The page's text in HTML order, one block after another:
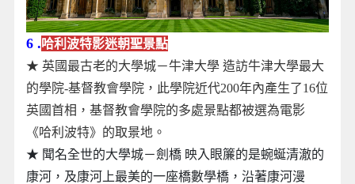
6 .哈利波特影迷朝聖景點
★ 英國最古老的大學城－牛津大學 造訪牛津大學最大
的學院-基督教會學院，此學院近代200年內產生了16位
英國首相，基督教會學院的多處景點都被選為電影
《哈利波特》的取景地。
★ 聞名全世的大學城－劍橋 映入眼簾的是蜿蜒清澈的
康河，及康河上最美的一座橋數學橋，沿著康河漫